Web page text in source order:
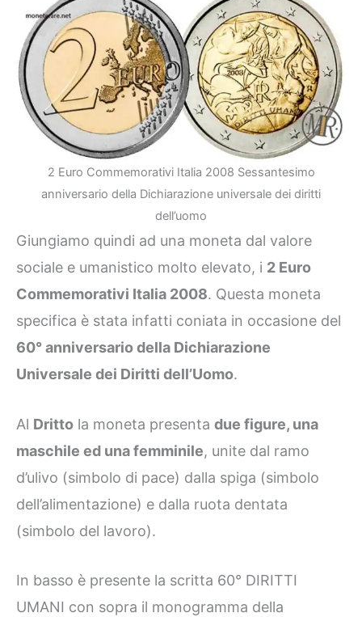
2 Euro Commemorativi Italia 2008 Sessantesimo
anniversario della Dichiarazione universale dei diritti
dell’uomo
Giungiamo quindi ad una moneta dal valore
sociale e umanistico molto elevato, i 2 Euro
Commemorativi Italia 2008. Questa moneta
specifica è stata infatti coniata in occasione del
60° anniversario della Dichiarazione
Universale dei Diritti dell’Uomo.
Al Dritto la moneta presenta due figure, una
maschile ed una femminile, unite dal ramo
d’ulivo (simbolo di pace) dalla spiga (simbolo
dell’alimentazione) e dalla ruota dentata
(simbolo del lavoro).
In basso è presente la scritta 60° DIRITTI
UMANI con sopra il monogramma della